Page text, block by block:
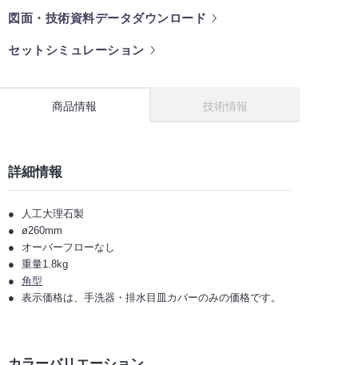
図面・技術資料データダウンロード
セットシミュレーション
商品情報 技術情報
詳細情報
人工大理石製
ø260mm
オーバーフローなし
重量1.8kg
角型
表示価格は、手洗器・排水目皿カバーのみの価格です。